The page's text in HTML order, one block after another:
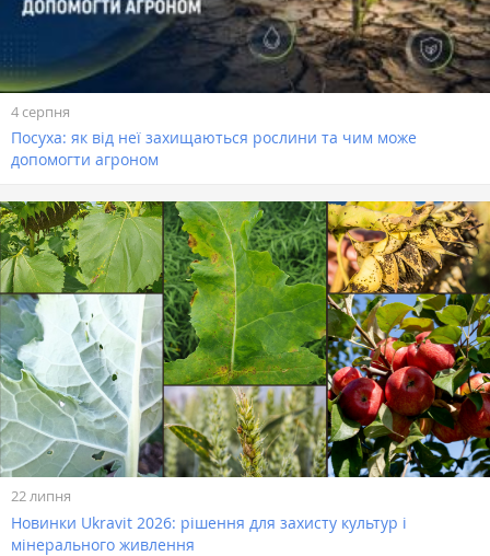
4 серпня
Посуха: як від неї захищаються рослини та чим може
допомогти агроном
22 липня
Новинки Ukravit 2026: рішення для захисту культур і
мінерального живлення